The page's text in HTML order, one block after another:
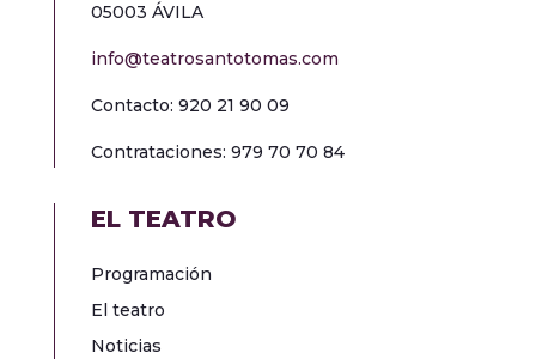
05003 ÁVILA
info@teatrosantotomas.com
Contacto: 920 21 90 09
Contrataciones: 979 70 70 84
EL TEATRO
Programación
El teatro
Noticias